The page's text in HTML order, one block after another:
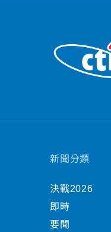
新聞分類
決戰2026
即時
要聞